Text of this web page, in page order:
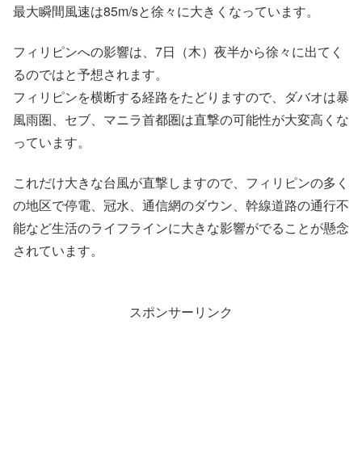
最大瞬間風速は85m/sと徐々に大きくなっています。
フィリピンへの影響は、7日（木）夜半から徐々に出てく
るのではと予想されます。
フィリピンを横断する経路をたどりますので、ダバオは暴
風雨圏、セブ、マニラ首都圏は直撃の可能性が大変高くな
っています。
これだけ大きな台風が直撃しますので、フィリピンの多く
の地区で停電、冠水、通信網のダウン、幹線道路の通行不
能など生活のライフラインに大きな影響がでることが懸念
されています。
スポンサーリンク